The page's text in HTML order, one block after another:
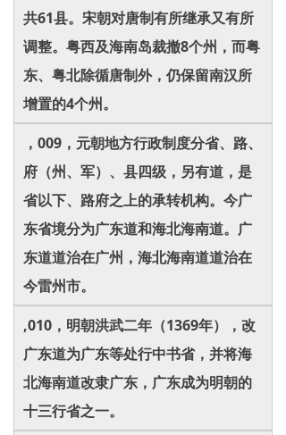
共61县。宋朝对唐制有所继承又有所
调整。粤西及海南岛裁撤8个州，而粤
东、粤北除循唐制外，仍保留南汉所
增置的4个州。
，009，元朝地方行政制度分省、路、
府（州、军）、县四级，另有道，是
省以下、路府之上的承转机构。今广
东省境分为广东道和海北海南道。广
东道道治在广州，海北海南道道治在
今雷州市。
,010，明朝洪武二年（1369年），改
广东道为广东等处行中书省，并将海
北海南道改隶广东，广东成为明朝的
十三行省之一。